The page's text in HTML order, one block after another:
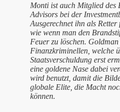
Monti ist auch Mitglied des
Advisors bei der
Ausgerechnet ihn als
wie wenn man den
Feuer zu löschen.
Finanzkriminellen, welche
Staatsverschuldung erst
eine goldene Nase dabei
wird benutzt, damit die
globale Elite, die Macht
können.